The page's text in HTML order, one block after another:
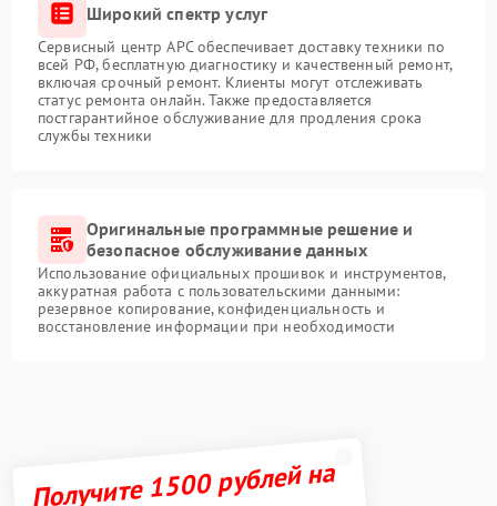
Широкий спектр услуг
Сервисный центр APC обеспечивает доставку техники по
всей РФ, бесплатную диагностику и качественный ремонт,
включая срочный ремонт. Клиенты могут отслеживать
статус ремонта онлайн. Также предоставляется
постгарантийное обслуживание для продления срока
службы техники
Оригинальные программные решение и
безопасное обслуживание данных
Использование официальных прошивок и инструментов,
аккуратная работа с пользовательскими данными:
резервное копирование, конфиденциальность и
восстановление информации при необходимости
Получите 1500 рублей на